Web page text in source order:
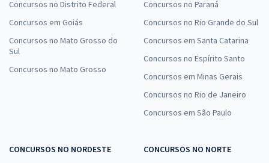
Concursos no Distrito Federal
Concursos em Goiás
Concursos no Mato Grosso do
Sul
Concursos no Mato Grosso
Concursos no Paraná
Concursos no Rio Grande do Sul
Concursos em Santa Catarina
Concursos no Espírito Santo
Concursos em Minas Gerais
Concursos no Rio de Janeiro
Concursos em São Paulo
CONCURSOS NO NORDESTE
CONCURSOS NO NORTE